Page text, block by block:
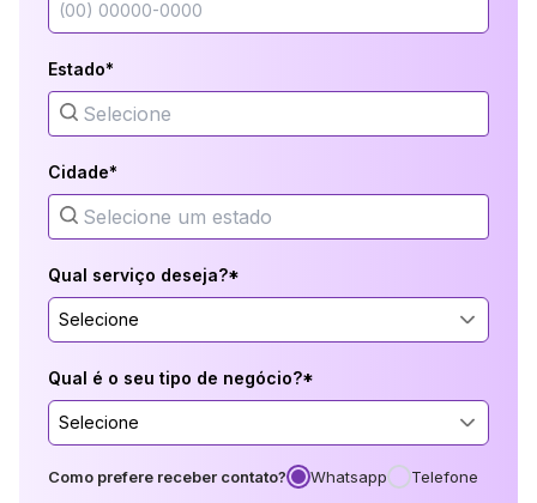
Estado*
Cidade*
Qual serviço deseja?*
Selecione
Qual é o seu tipo de negócio?*
Selecione
Como prefere receber contato? Whatsapp Telefone